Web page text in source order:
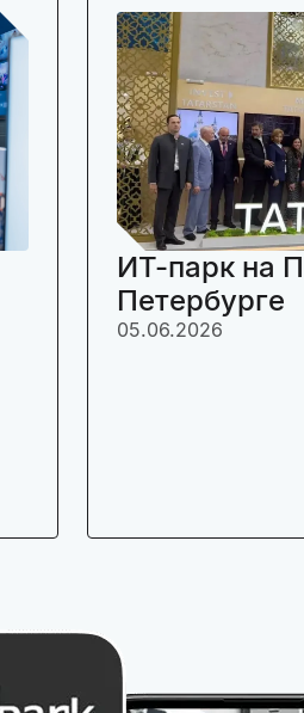
ИТ-парк на
Петербурге
05.06.2026